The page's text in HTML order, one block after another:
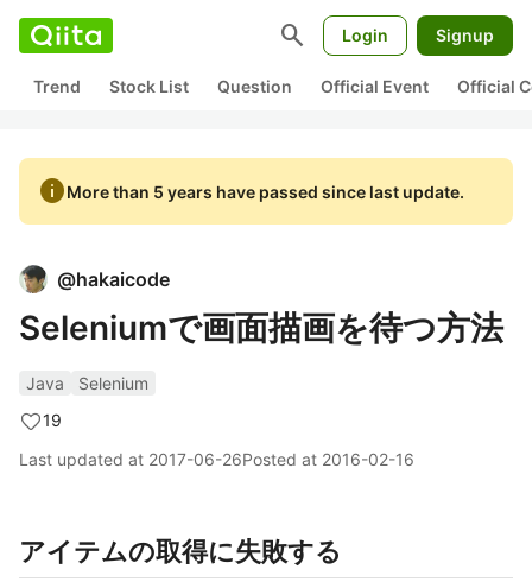
search Login Signup
Trend Stock List Question Official Event Official
infoMore than 5 years have passed since last update.
@hakaicode
Seleniumで画面描画を待つ方法
Java
Selenium
19
Last updated at 2017-06-26Posted at 2016-02-16
アイテムの取得に失敗する